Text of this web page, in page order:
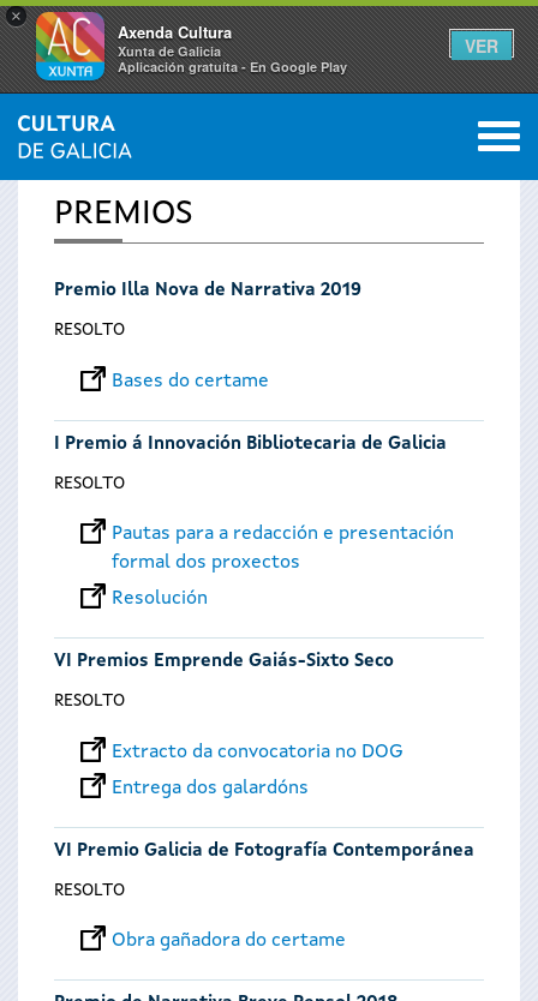
×
Axenda Cultura
Xunta de Galicia
Aplicación gratuíta - En Google Play
VER
Vostede
está
aquí
INICIO 0
PREMIOS
Premio Illa Nova de Narrativa 2019
RESOLTO
Bases do certame
I Premio á Innovación Bibliotecaria de Galicia
RESOLTO
Pautas para a redacción e presentación
formal dos proxectos
Resolución
VI Premios Emprende Gaiás-Sixto Seco
RESOLTO
Extracto da convocatoria no DOG
Entrega dos galardóns
VI Premio Galicia de Fotografía Contemporánea
RESOLTO
Obra gañadora do certame